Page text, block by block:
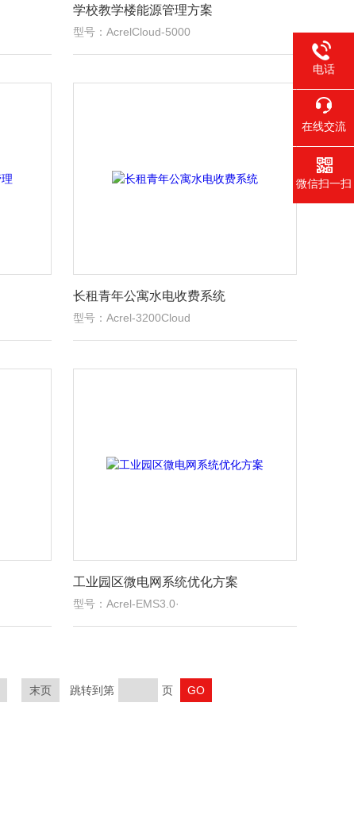
学校教学楼能源管理方案
型号：AcrelCloud-5000
长租青年公寓水电收费系统
型号：Acrel-3200Cloud
工业园区微电网系统优化方案
型号：Acrel-EMS3.0·
末页 跳转到第 页
电话
在线交流
微信扫一扫